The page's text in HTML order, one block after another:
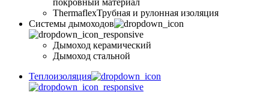
покровный материал
ThermaflexТрубная и рулонная изоляция
Cистемы дымоходов
Дымоход керамический
Дымоход стальной
Теплоизоляция